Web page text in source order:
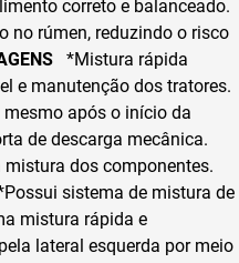
correto e balanceado.
no rúmen, reduzindo o risco
*Mistura rápida
e manutenção dos tratores.
após o início da
de descarga mecânica.
dos componentes.
sistema de mistura de
mistura rápida e
lateral esquerda por meio